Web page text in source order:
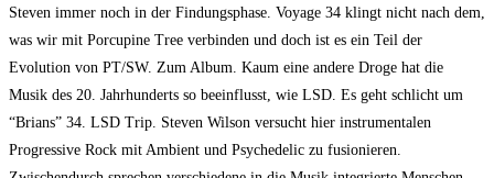
Steven immer noch in der Findungsphase. Voyage 34 klingt nicht nach dem,
was wir mit Porcupine Tree verbinden und doch ist es ein Teil der
Evolution von PT/SW. Zum Album. Kaum eine andere Droge hat die
Musik des 20. Jahrhunderts so beeinflusst, wie LSD. Es geht schlicht um
“Brians” 34. LSD Trip. Steven Wilson versucht hier instrumentalen
Progressive Rock mit Ambient und Psychedelic zu fusionieren.